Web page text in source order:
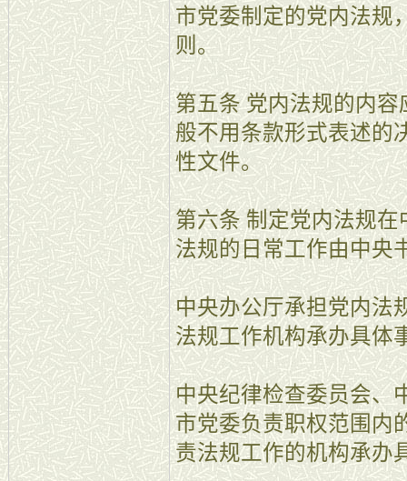
市党委制定的党内法规
则。
第五条 党内法规的内
般不用条款形式表述的
性文件。
第六条 制定党内法规
法规的日常工作由中央
中央办公厅承担党内法
法规工作机构承办具体
中央纪律检查委员会、
市党委负责职权范围内
责法规工作的机构承办